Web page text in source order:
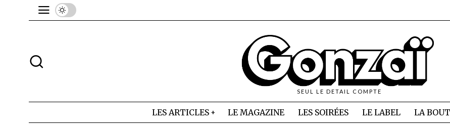
SEUL LE DETAIL COMPTE
LES ARTICLES LE MAGAZINE LES SOIRÉES LE LABEL LA